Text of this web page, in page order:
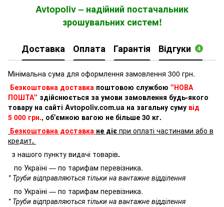
Avtopoliv – надійний постачальник
зрошувальних систем!
Доставка Оплата Гарантія Відгуки 4
Мінімальна сума для оформлення замовлення 300 грн.
Безкоштовна доставка поштовою службою "НОВА
ПОШТА" здійснюється за умови замовлення будь-якого
товару на сайті Avtopoliv.com.ua на загальну суму від
5 000 грн., об'ємною вагою не більше 30 кг.
Безкоштовна доставка не діє при оплаті частинами або в
кредит.
з нашого пункту видачі товарів.
по Україні — по тарифам перевізника.
* Труби відправляються тільки на вантажне відділення
по Україні — по тарифам перевізника.
* Труби відправляються тільки на вантажне відділення